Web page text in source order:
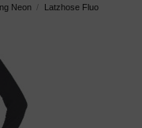
Neon Latzhose Fluo